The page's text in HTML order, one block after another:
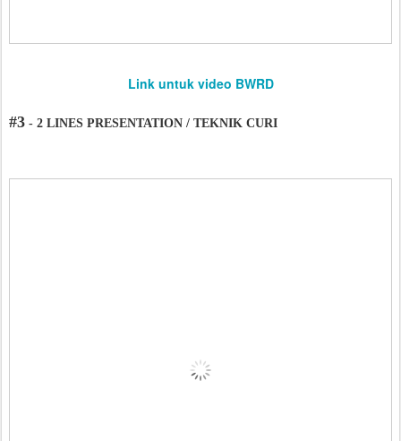
Link untuk video BWRD
#3 - 2 LINES PRESENTATION / TEKNIK CURI